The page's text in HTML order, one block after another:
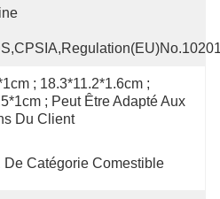
; 18.3*11.2*1.6cm ;
; Peut Être Adapté Aux
Du Client
De Catégorie Comestible